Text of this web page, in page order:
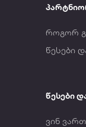
როგორ
წესები
წესები
ვინ